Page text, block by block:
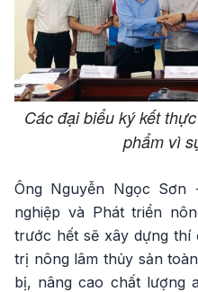
Các đại biểu ký kết
phẩm vì
Ông Nguyễn Ngọc
nghiệp và Phát triển
trước hết sẽ xây dựng thí
trị nông lâm thủy sản
bị, nâng cao chất lượng